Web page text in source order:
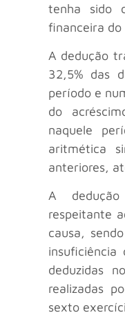
tenha sido
financeira do
A dedução
32,5% das
período e
do
naquele
aritmética
anteriores,
A
respeitante
causa,
deduzidas
realizadas
sexto